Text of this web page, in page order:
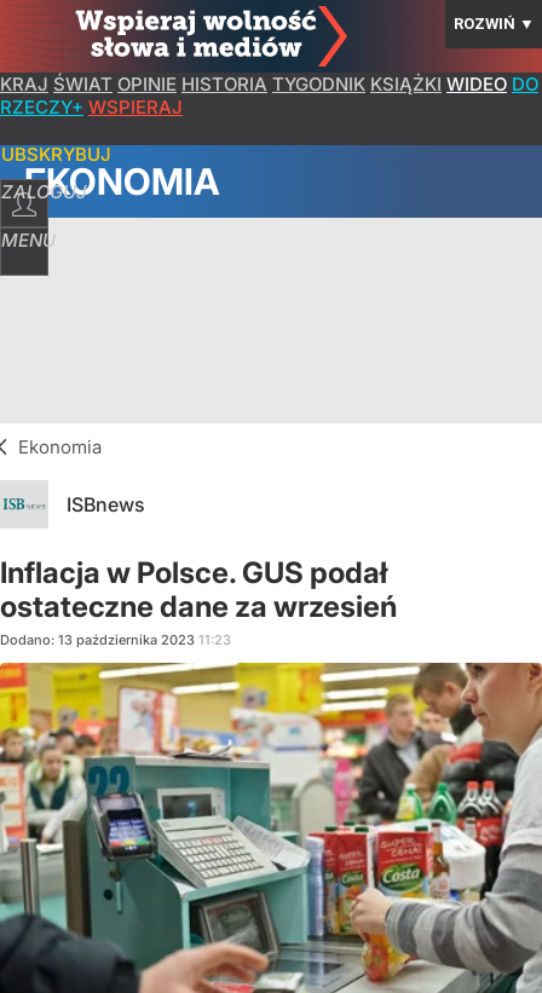
ROZWIŃ ▼
KRAJ ŚWIAT OPINIE HISTORIA TYGODNIK KSIĄŻKI WIDEO DO
RZECZY+ WSPIERAJ
ZALOGUJ
MENU
EKONOMIA
Ekonomia
ISBnews
Inflacja w Polsce. GUS podał
ostateczne dane za wrzesień
Dodano: 13 października 2023 11:23